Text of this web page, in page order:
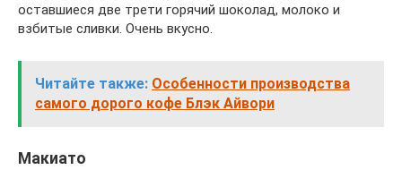
оставшиеся две трети горячий шоколад, молоко и
взбитые сливки. Очень вкусно.
Читайте также: Особенности производства
самого дорого кофе Блэк Айвори
Макиато